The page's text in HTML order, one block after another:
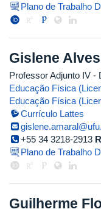
Plano de Trabalho
Gislene
Professor Adjunto IV -
Educação Física
Educação Física
Currículo Lattes
+55 34 3218-2913
Plano de Trabalho
Guilherme